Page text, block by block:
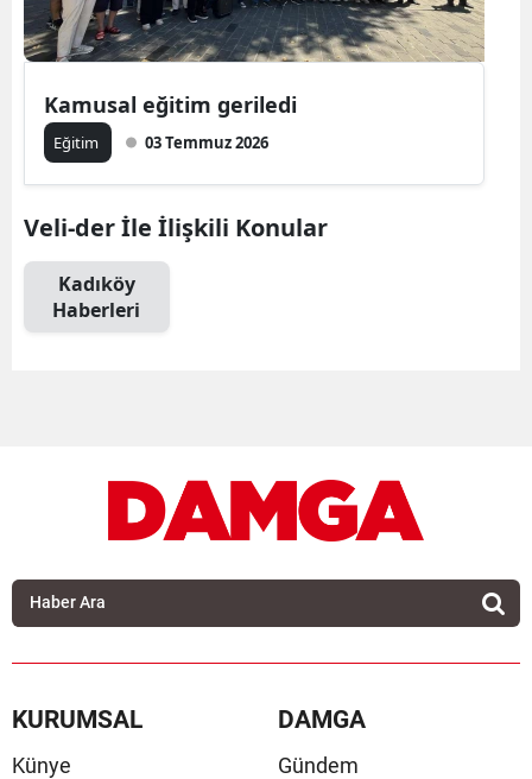
Kamusal eğitim geriledi
Eğitim 03 Temmuz 2026
Veli-der İle İlişkili Konular
Kadıköy
Haberleri
KURUMSAL
Künye
DAMGA
Gündem